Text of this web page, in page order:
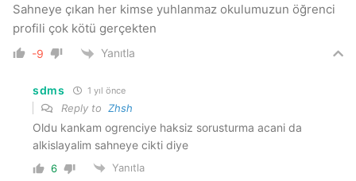
Sahneye çıkan her kimse yuhlanmaz okulumuzun öğrenci
profili çok kötü gerçekten
-9 Yanıtla
sdms 1 yıl önce
Reply to Zhsh
Oldu kankam ogrenciye haksiz sorusturma acani da
alkislayalim sahneye cikti diye
6 Yanıtla